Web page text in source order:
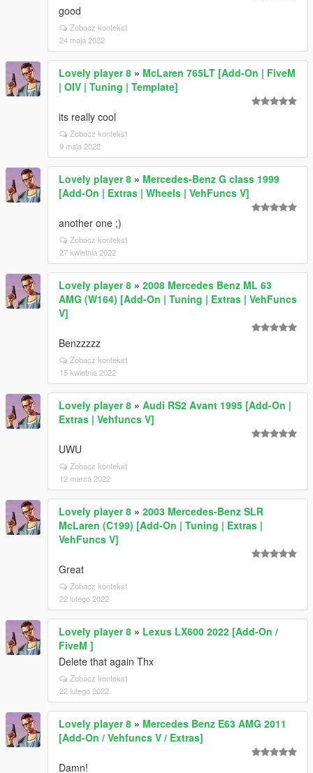
good
Zobacz kontekst
24 maja 2022
Lovely player 8 » McLaren 765LT [Add-On | FiveM
| OIV | Tuning | Template]
its really cool
Zobacz kontekst
9 maja 2022
Lovely player 8 » Mercedes-Benz G class 1999
[Add-On | Extras | Wheels | VehFuncs V]
another one ;)
Zobacz kontekst
27 kwietnia 2022
Lovely player 8 » 2008 Mercedes Benz ML 63
AMG (W164) [Add-On | Tuning | Extras | VehFuncs
V]
Benzzzzz
Zobacz kontekst
15 kwietnia 2022
Lovely player 8 » Audi RS2 Avant 1995 [Add-On |
Extras | Vehfuncs V]
UWU
Zobacz kontekst
12 marca 2022
Lovely player 8 » 2003 Mercedes-Benz SLR
McLaren (C199) [Add-On | Tuning | Extras |
VehFuncs V]
Great
Zobacz kontekst
22 lutego 2022
Lovely player 8 » Lexus LX600 2022 [Add-On /
FiveM ]
Delete that again Thx
Zobacz kontekst
22 lutego 2022
Lovely player 8 » Mercedes Benz E63 AMG 2011
[Add-On / Vehfuncs V / Extras]
Damn!